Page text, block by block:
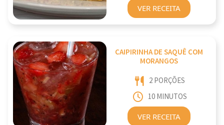
VER RECEITA
CAIPIRINHA DE SAQUÊ COM
MORANGOS
2 PORÇÕES
10 MINUTOS
VER RECEITA